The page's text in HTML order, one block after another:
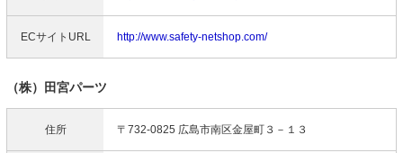
ECサイトURL http://www.safety-netshop.com/
（株）田宮パーツ
住所 〒732-0825 広島市南区金屋町３－１３